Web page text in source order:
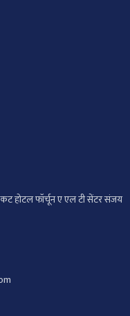
होटल फॉर्चून ए एल टी सेंटर संजय